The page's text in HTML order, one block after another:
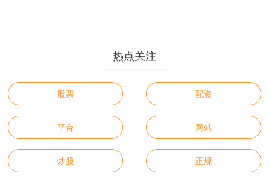
热点关注
股票 配资
平台 网站
炒股 正规